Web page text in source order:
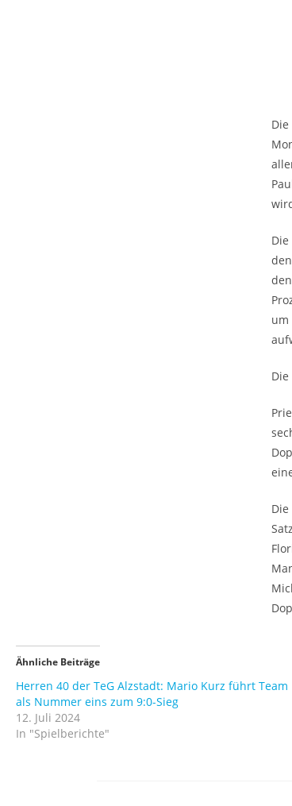
um
Ähnliche Beiträge
Herren 40 der TeG Alzstadt: Mario Kurz führt Team
als Nummer eins zum 9:0-Sieg
12. Juli 2024
In "Spielberichte"